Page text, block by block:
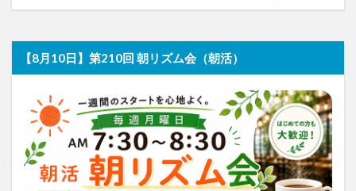
【8月10日】第210回 朝リズム会（朝活）